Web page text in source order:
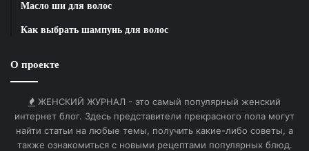
аптечки. Частные врачи редко работают с
заранее уточнять условия покрытия расходов по
сообществ позволяет вовремя узнать о графике
работы дежурных кабинетов в праздничные дни.
Регулярные обследования помогают избежать
Масло ши для волос
Как выбрать шампунь для волос
О проекте
ЖЕНСКИЙ ЖУРНАЛ - это самый популярный женский
интернет блог. Здесь представители прекрасного пола могут
найти статьи на любые темы, получить какие-либо советы, а
также ознакомиться с новыми рецептами популярных блюд.